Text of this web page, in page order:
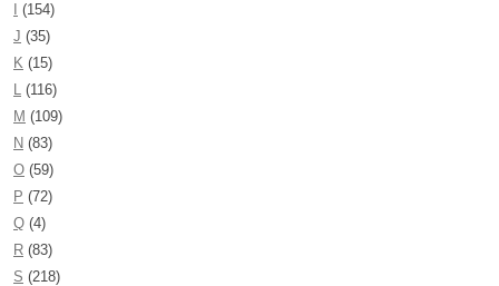
(154)
J (35)
K (15)
L (116)
M (109)
N (83)
O (59)
P (72)
Q (4)
R (83)
S (218)